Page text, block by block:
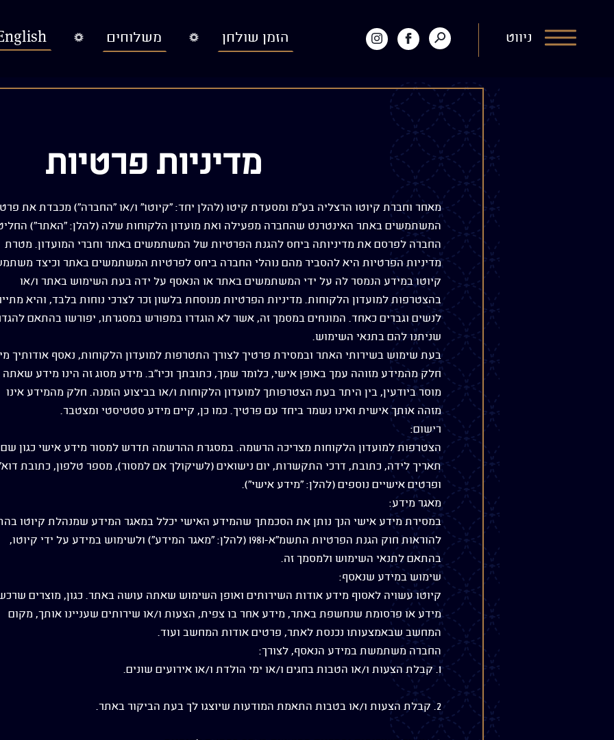
ניווט
קיוטו לעמוד
קיוטו
לפתיחת
משלוחים הזמן שולחן
מדיניות פרטיות
מאחר וחברת קיוטו הרצליה בע"מ ומסעדת קיטו (להלן יחד: "קיוטו" ו/או "החברה") מכבדת את
המשתמשים באתר האינטרנט שהחברה מפעילה ואת מועדון הלקוחות שלה (להלן: "האתר")
החברה לפרסם את מדיניותה ביחס להגנת הפרטיות של המשתמשים באתר וחברי המועדון. מטרת
מדיניות הפרטיות היא להסביר מהם נוהלי החברה ביחס לפרטיות המשתמשים באתר וכיצד
קיוטו במידע הנמסר לה על ידי המשתמשים באתר או הנאסף על ידה בעת השימוש באתר ו/או
בהצטרפות למועדון הלקוחות. מדיניות הפרטיות מנוסחת בלשון זכר לצרכי נוחות בלבד, והיא
לנשים וגברים כאחד. המונחים במסמך זה, אשר לא הוגדרו במפורש במסגרתו, יפורשו בהתאם
שניתנו להם בתנאי השימוש.
בעת שימוש בשירותי האתר ובמסירת פרטיך לצורך התטרפות למועדון הלקוחות, נאסף אודותיך
חלק מהמידע מזוהה עמך באופן אישי, כלומר שמך, כתובתך וכיו"ב. מידע מסוג זה הינו מידע שאתה
מוסר ביודעין, בין היתר בעת הצטרפותך למועדון הלקוחות ו/או בביצוע הזמנה. חלק מהמידע אינו
מזהה אותך אישית ואינו נשמר ביחד עם פרטיך. כמו כן, קיים מידע סטטיסטי ומצטבר.
רישום:
הצטרפות למועדון הלקוחות מצריכה הרשמה. במסגרת ההרשמה תדרש למסור מידע אישי כגון
תאריך לידה, כתובת, דרכי התקשרות, יום נישואים (לשיקולך אם למסור), מספר טלפון, כתובת
ופרטים אישיים נוספים (להלן: "מידע אישי").
מאגר מידע:
במסירת מידע אישי הנך נותן את הסכמתך שהמידע האישי יכלל במאגר המידע שמנהלת קיוטו
להוראות חוק הגנת הפרטיות התשמ"א-1981 (להלן: "מאגר המידע") ולשימוש במידע על ידי קיוטו,
בהתאם לתנאי השימוש ולמסמך זה.
שימוש במידע שנאסף:
קיוטו עשויה לאסוף מידע אודות השירותים ואופן השימוש שאתה עושה באתר. כגון, מוצרים
מידע או פרסומת שנחשפת באתר, מידע אחר בו צפית, הצעות ו/או שירותים שעניינו אותך, מקום
המחשב שבאמצעותו נכנסת לאתר, פרטים אודות המחשב ועוד.
החברה משתמשת במידע הנאסף, לצורך:
1. קבלת הצעות ו/או הטבות בחגים ו/או ימי הולדת ו/או אירועים שונים.
2. קבלת הצעות ו/או בטבות התאמת המודעות שיוצגו לך בעת הביקור באתר.